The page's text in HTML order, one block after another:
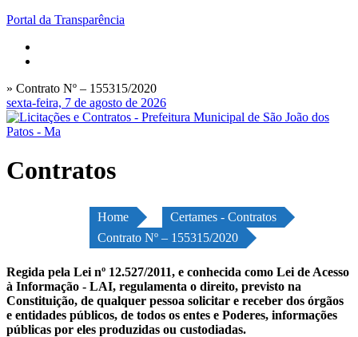
Portal da Transparência
» Contrato Nº – 155315/2020
sexta-feira, 7 de agosto de 2026
Contratos
Home
Certames - Contratos
Contrato Nº – 155315/2020
Regida pela Lei nº 12.527/2011, e conhecida como Lei de Acesso
à Informação - LAI, regulamenta o direito, previsto na
Constituição, de qualquer pessoa solicitar e receber dos órgãos
e entidades públicos, de todos os entes e Poderes, informações
públicas por eles produzidas ou custodiadas.